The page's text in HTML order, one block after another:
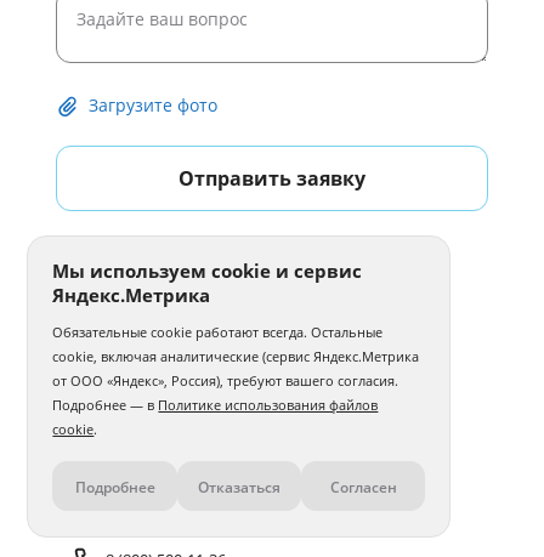
Загрузите фото
Отправить заявку
Контакты
Мы используем cookie и сервис
Яндекс.Метрика
Обязательные cookie работают всегда. Остальные
cookie, включая аналитические (сервис Яндекс.Метрика
от ООО «Яндекс», Россия), требуют вашего согласия.
Подробнее — в Политике использования файлов
cookie.
Подробнее Отказаться Согласен